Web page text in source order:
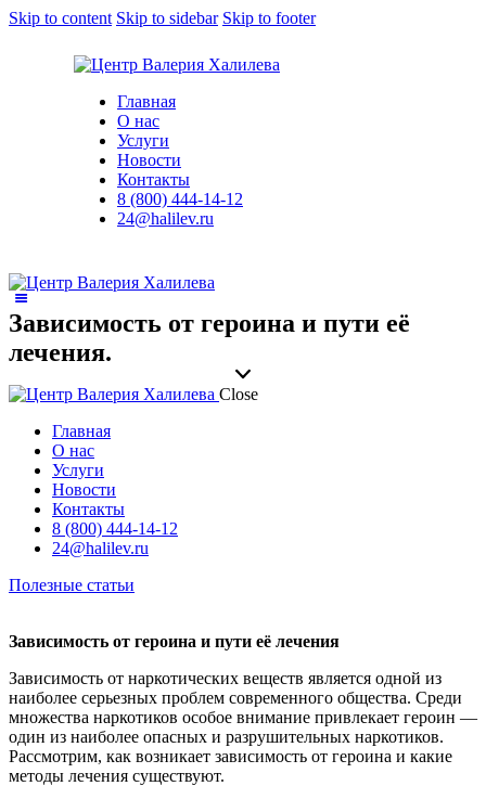
Skip to content Skip to sidebar Skip to footer
Главная
О нас
Услуги
Новости
Контакты
8 (800) 444-14-12
24@halilev.ru
Зависимость от героина и пути её
лечения.
Close
Главная
О нас
Услуги
Новости
Контакты
8 (800) 444-14-12
24@halilev.ru
Полезные статьи
Зависимость от героина и пути её лечения
Зависимость от наркотических веществ является одной из
наиболее серьезных проблем современного общества. Среди
множества наркотиков особое внимание привлекает героин —
один из наиболее опасных и разрушительных наркотиков.
Рассмотрим, как возникает зависимость от героина и какие
методы лечения существуют.